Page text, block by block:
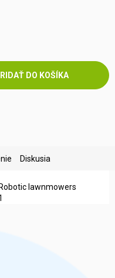
DO KOŠÍKA
Diskusia
lawnmowers